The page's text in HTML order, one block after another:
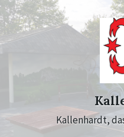
Skip
to
content
Skip
to
main
navigation
Skip
to
footer
Kallenhardt,